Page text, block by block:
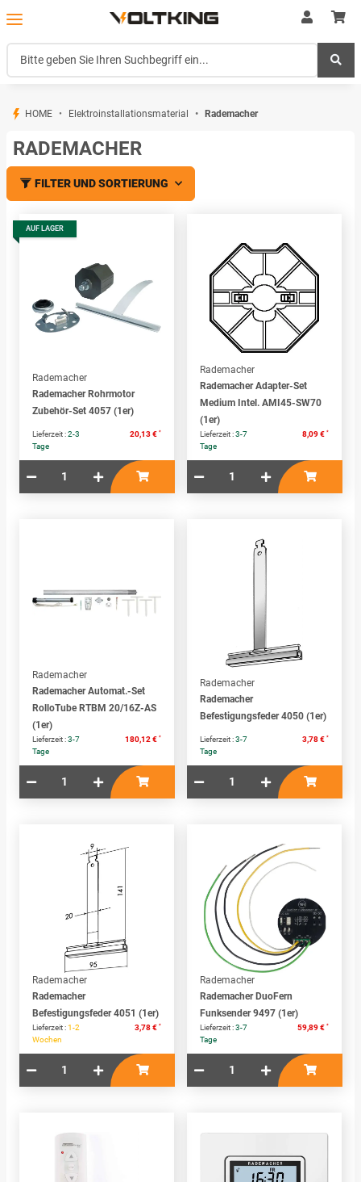
HOME Elektroinstallationsmaterial Rademacher
RADEMACHER
FILTER UND SORTIERUNG
AUF LAGER
Rademacher
Rademacher Rohrmotor
Zubehör-Set 4057 (1er)
Lieferzeit :2-3
Tage
20,13 € *
Rademacher
Rademacher Adapter-Set
Medium Intel. AMI45-SW70
(1er)
Lieferzeit :3-7
Tage
8,09 € *
Rademacher
Rademacher Automat.-Set
RolloTube RTBM 20/16Z-AS
(1er)
Lieferzeit :3-7
Tage
180,12 € *
Rademacher
Rademacher
Befestigungsfeder 4050 (1er)
Lieferzeit :3-7
Tage
3,78 € *
Rademacher
Rademacher
Befestigungsfeder 4051 (1er)
Lieferzeit :1-2
Wochen
3,78 € *
Rademacher
Rademacher DuoFern
Funksender 9497 (1er)
Lieferzeit :3-7
Tage
59,89 € *